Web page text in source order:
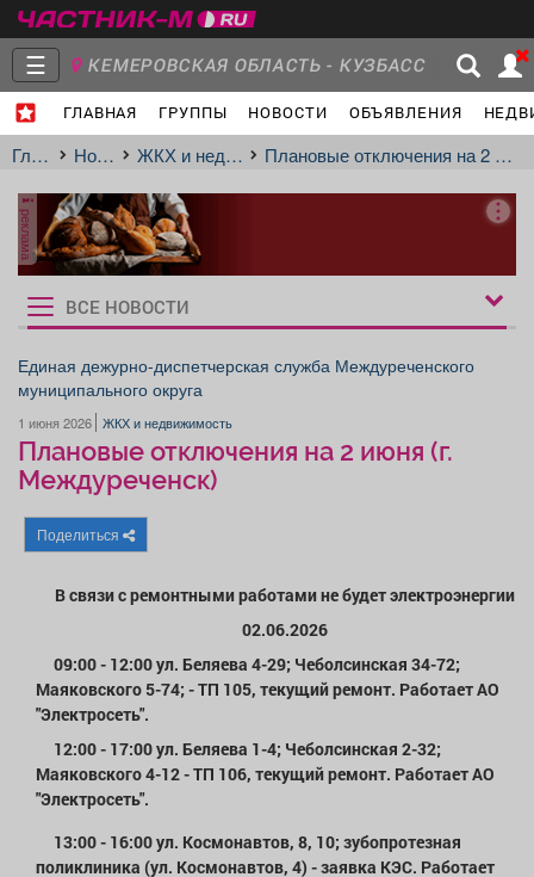
☰ КЕМЕРОВСКАЯ ОБЛАСТЬ - КУЗБАСС
ГЛАВНАЯ ГРУППЫ НОВОСТИ ОБЪЯВЛЕНИЯ
Главная
Объявления Недвижимость Услуги
Афиша
Товары Поздравления Погода
ТВ программа
Главная Новости ЖКХ и недвижимость Плановые отключения на 2 июня (г. Междуреченск)
реклама
Рукбрики
новостей
ВСЕ НОВОСТИ
Единая дежурно-диспетчерская служба Междуреченского
муниципального округа
1 июня 2026 ЖКХ и недвижимость
Плановые отключения на 2 июня (г.
Междуреченск)
Поделиться
В связи с ремонтными работами не будет электроэнергии
02.06.2026
09:00 - 12:00 ул. Беляева 4-29; Чеболсинская 34-72;
Маяковского 5-74; - ТП 105, текущий ремонт. Работает АО
"Электросеть".
12:00 - 17:00 ул. Беляева 1-4; Чеболсинская 2-32;
Маяковского 4-12 - ТП 106, текущий ремонт. Работает АО
"Электросеть".
13:00 - 16:00 ул. Космонавтов, 8, 10; зубопротезная
поликлиника (ул. Космонавтов, 4) - заявка КЭС. Работает